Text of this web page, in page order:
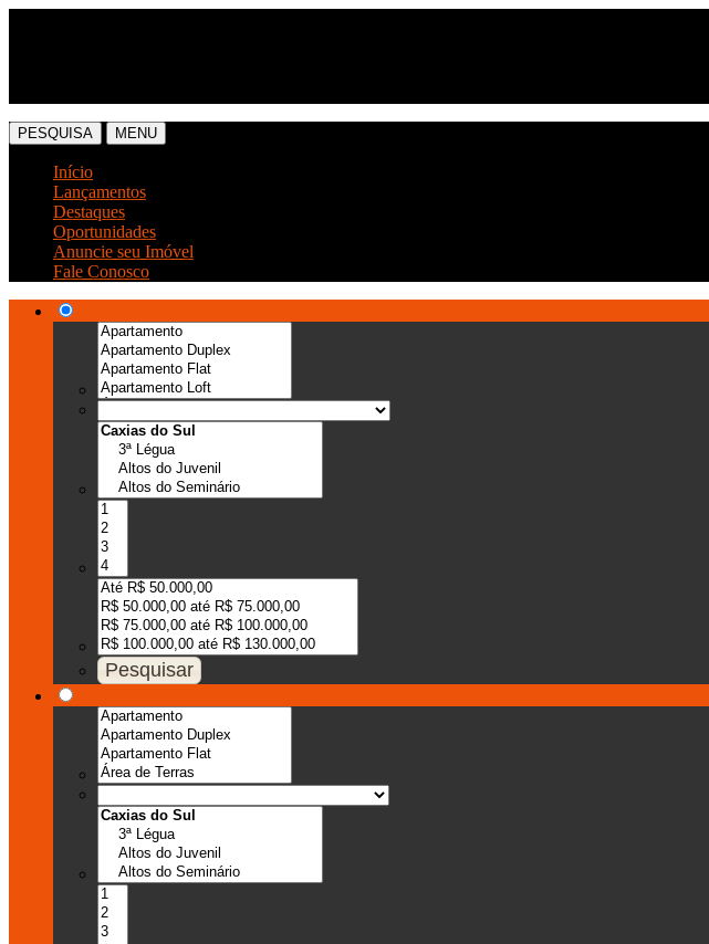
PESQUISA MENU
Início
Lançamentos
Destaques
Oportunidades
Anuncie seu Imóvel
Fale Conosco